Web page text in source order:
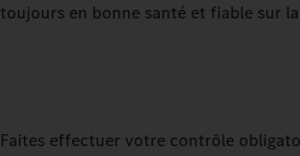
toujours en bonne santé et fiable sur
Faites effectuer votre contrôle